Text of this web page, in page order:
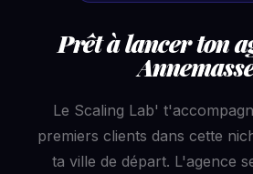
Prêt à lancer ton
Le Scaling Lab'
premiers clients dans cette
ta ville de départ. L'agence